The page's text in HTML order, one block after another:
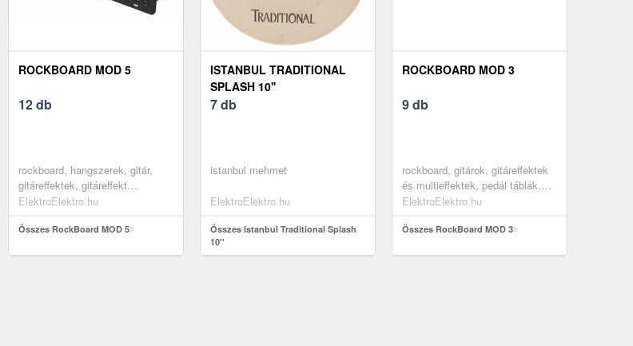
ROCKBOARD MOD 5
12 db
rockboard, hangszerek, gitár,
gitáreffektek, gitáreffekt
tápegységek, black
ElektroElektro.hu
Összes RockBoard MOD 5
ISTANBUL TRADITIONAL
SPLASH 10''
7 db
istanbul mehmet
ElektroElektro.hu
Összes Istanbul Traditional Splash
10''
ROCKBOARD MOD 3
9 db
rockboard, gitárok, gitáreffektek
és multieffektek, pedál táblák,
pedalboard tartozékok
ElektroElektro.hu
Összes RockBoard MOD 3